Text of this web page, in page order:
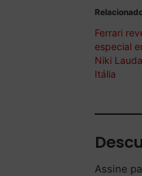
Ferrari
especial
Niki
Itália
Assine